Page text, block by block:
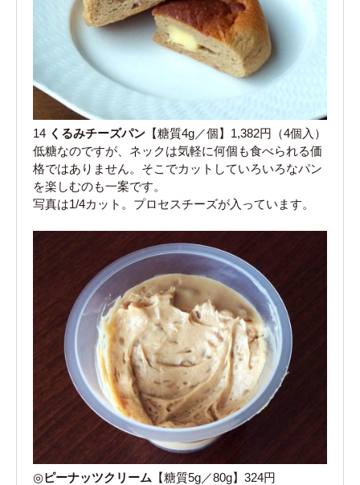
14 くるみチーズパン 【糖質4g／個】1,382円（4個入）
低糖なのですが、ネックは気軽に何個も食べられる価
格ではありません。そこでカットしていろいろなパン
を楽しむのも一案です。
写真は1/4カット。プロセスチーズが入っています。
◎ピーナッツクリーム 【糖質5g／80g】324円